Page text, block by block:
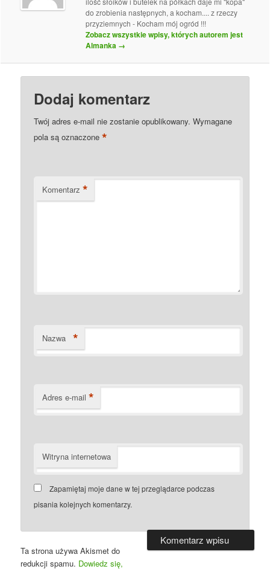
do zrobienia następnych, a kocham.... z rzeczy
przyziemnych - Kocham mój ogród !!!
Zobacz wszystkie wpisy, których autorem jest
Almanka →
Dodaj komentarz
Twój adres e-mail nie zostanie opublikowany. Wymagane
pola są oznaczone*
Komentarz *
Nazwa *
Adres e-mail *
Witryna internetowa
Zapamiętaj moje dane w tej przeglądarce podczas
pisania kolejnych komentarzy.
Ta strona używa Akismet do
redukcji spamu. Dowiedz się,